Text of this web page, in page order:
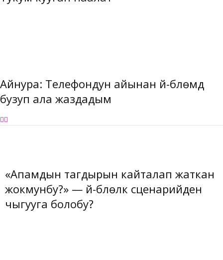
Айнура: Телефондун айынан үй-бүлѳмдү
бузуп ала жаздадым
«Апамдын тагдырын кайталап жаткан
жокмунбу?» — үй-бүлөлүк сценарийден
чыгууга болобу?